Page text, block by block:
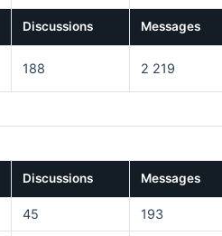
Discussions Messages
188 2 219
Discussions Messages
45 193